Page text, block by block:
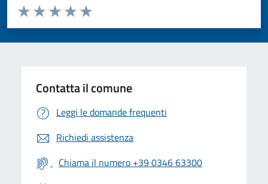
Valuta da 1 a 5 stelle la pagina
Valuta 5 stelle su 5
Valuta 4 stelle su 5
Valuta 3 stelle su 5
Valuta 2 stelle su 5
Valuta 1 stelle su 5
Contatta il comune
Leggi le domande frequenti
Richiedi assistenza
Chiama il numero +39 0346 63300